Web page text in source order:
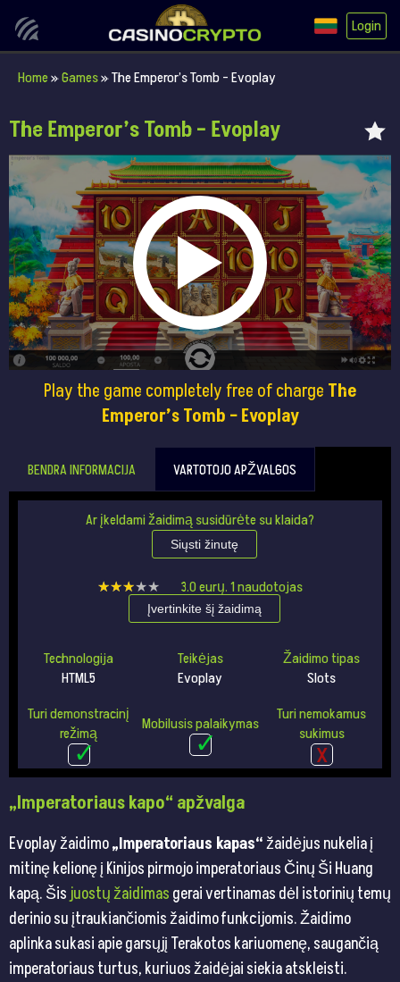
Login
Home»Games»The Emperor’s Tomb – Evoplay
The Emperor’s Tomb – Evoplay
Play the game completely free of charge The
Emperor’s Tomb – Evoplay
BENDRA INFORMACIJA VARTOTOJO APŽVALGOS
Ar įkeldami žaidimą susidūrėte su klaida?
Siųsti žinutę
★★★★★
★★★★★ 3.0eurų.1naudotojas
Įvertinkite šį žaidimą
Technologija
HTML5
Teikėjas
Evoplay
Žaidimo tipas
Slots
Turi demonstracinį
režimą
Mobilusis palaikymas
Turi nemokamus
sukimus
„Imperatoriaus kapo“ apžvalga
Evoplay žaidimo„Imperatoriaus kapas“žaidėjus nukelia į
mitinę kelionę į Kinijos pirmojo imperatoriaus Činų Ši Huang
kapą. Šisjuostų žaidimas gerai vertinamas dėl istorinių temų
derinio su įtraukiančiomis žaidimo funkcijomis. Žaidimo
aplinka sukasi apie garsųjį Terakotos kariuomenę, saugančią
imperatoriaus turtus, kuriuos žaidėjai siekia atskleisti.